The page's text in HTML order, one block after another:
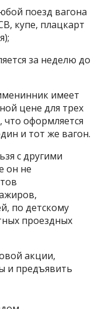
поезд вагона
купе, плацкарт
за неделю до
имеет
цене для трех
что оформляется
и тот же вагон.
с другими
он не
по детскому
проездных
акции,
и предъявить